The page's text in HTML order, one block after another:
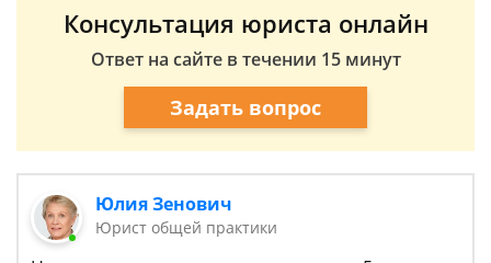
Консультация юриста онлайн
Ответ на сайте в течении 15 минут
Задать вопрос
Юлия Зенович
Юрист общей практики